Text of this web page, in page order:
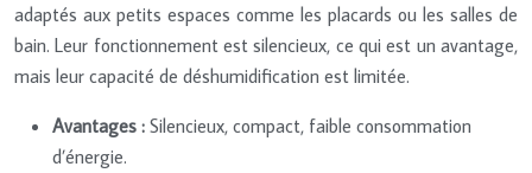
adaptés aux petits espaces comme les placards ou les salles de
bain. Leur fonctionnement est silencieux, ce qui est un avantage,
mais leur capacité de déshumidification est limitée.
Avantages : Silencieux, compact, faible consommation
d’énergie.